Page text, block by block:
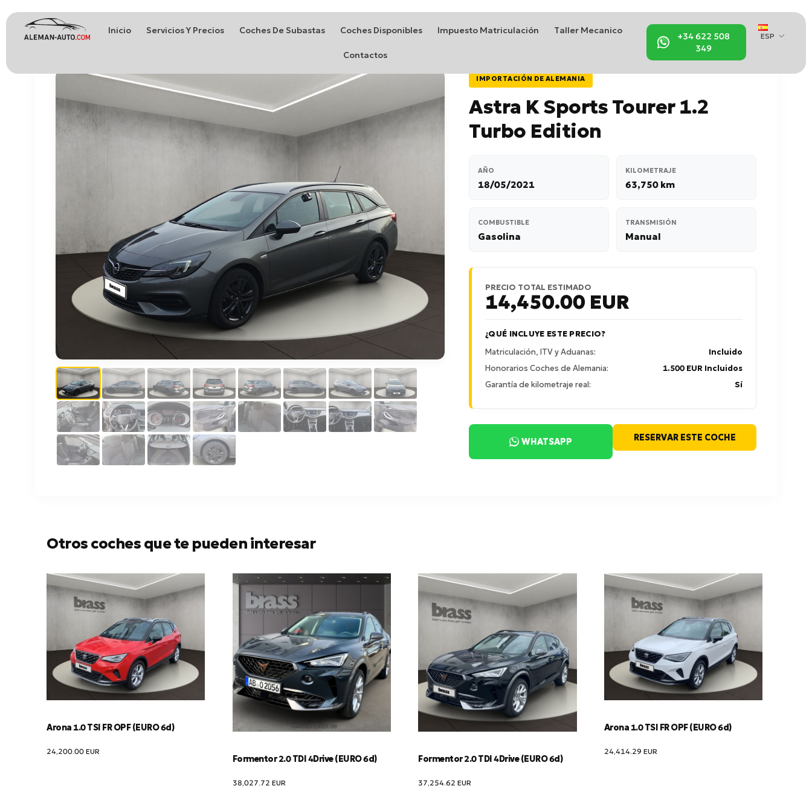
Inicio Servicios Y Precios Coches De Subastas Coches Disponibles Impuesto Matriculación Taller Mecanico
Contactos
+34 622 508
349
ESP
IMPORTACIÓN DE ALEMANIA
Astra K Sports Tourer 1.2
Turbo Edition
AÑO
18/05/2021
KILOMETRAJE
63,750 km
COMBUSTIBLE
Gasolina
TRANSMISIÓN
Manual
PRECIO TOTAL ESTIMADO
14,450.00 EUR
¿QUÉ INCLUYE ESTE PRECIO?
Matriculación, ITV y Aduanas:
Incluido
Honorarios Coches de Alemania:
1.500 EUR Incluidos
Garantía de kilometraje real:
Sí
WHATSAPP RESERVAR ESTE COCHE
Otros coches que te pueden interesar
Arona 1.0 TSI FR OPF (EURO 6d)
24,200.00 EUR
Formentor 2.0 TDI 4Drive (EURO 6d)
38,027.72 EUR
Formentor 2.0 TDI 4Drive (EURO 6d)
37,254.62EUR
Arona 1.0 TSI FR OPF (EURO 6d)
24,414.29 EUR